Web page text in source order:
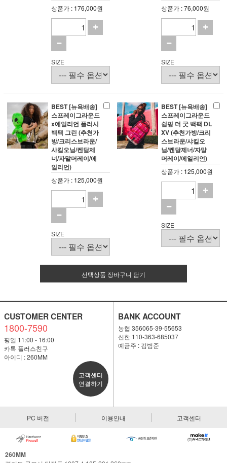
상품가 : 176,000원
SIZE
상품가 : 76,000원
SIZE
BEST [뉴욕배송]
스프레이그라운드
x에일리언 플러시
백팩 그린 (추천가
방/크리스브라운/
샤킬오닐/켄달제
너/자말머레이/에
일리언)
상품가 : 125,000원
SIZE
BEST [뉴욕배송]
스프레이그라운드
쉽핑 더 굿 백팩 DL
XV (추천가방/크리
스브라운/샤킬오
닐/켄달제너/자말
머레이/에일리언)
상품가 : 125,000원
SIZE
선택상품 장바구니 담기
CUSTOMER CENTER
1800-7590
평일 11:00 - 16:00
카톡 플러스친구
아이디 : 260MM
고객센터
연결하기
BANK ACCOUNT
농협 356065-39-55653
신한 110-363-685037
예금주 : 김범준
PC 버전 이용안내 고객센터
260MM